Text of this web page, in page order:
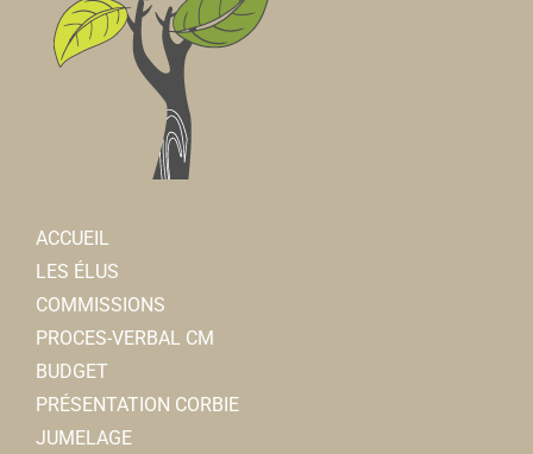
ACCUEIL
LES ÉLUS
COMMISSIONS
PROCES-VERBAL CM
BUDGET
PRÉSENTATION CORBIE
JUMELAGE